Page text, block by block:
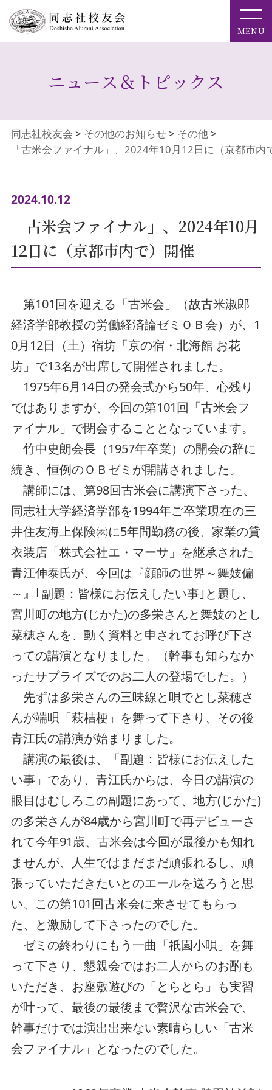
ニュース＆トピックス
同志社校友会 > その他のお知らせ> その他>
「古米会ファイナル」、2024年10月12日に（京都市内
2024.10.12
「古米会ファイナル」、2024年10月
12日に（京都市内で）開催
第101回を迎える「古米会」（故古米淑郎
経済学部教授の労働経済論ゼミＯＢ会）が、1
0月12日（土）宿坊「京の宿・北海館 お花
坊」で13名が出席して開催されました。
1975年6月14日の発会式から50年、心残り
ではありますが、今回の第101回「古米会フ
ァイナル」で閉会することとなっています。
竹中史朗会長（1957年卒業）の開会の辞に
続き、恒例のＯＢゼミが開講されました。
講師には、第98回古米会に講演下さった、
同志社大学経済学部を1994年ご卒業現在の三
井住友海上保険㈱に5年間勤務の後、家業の貸
衣装店「株式会社エ・マーサ」を継承された
青江伸泰氏が、今回は『顔師の世界～舞妓偏
～』｢副題：皆様にお伝えしたい事｣と題し、
宮川町の地方(じかた)の多栄さんと舞妓のとし
菜穂さんを、動く資料と申されてお呼び下さ
っての講演となりました。（幹事も知らなか
ったサプライズでのお二人の登場でした。）
先ずは多栄さんの三味線と唄でとし菜穂さ
んが端唄「萩桔梗」を舞って下さり、その後
青江氏の講演が始まりました。
講演の最後は、「副題：皆様にお伝えした
い事」であり、青江氏からは、今日の講演の
眼目はむしろこの副題にあって、地方(じかた)
の多栄さんが84歳から宮川町で再デビューさ
れて今年91歳、古米会は今回が最後かも知れ
ませんが、人生ではまだまだ頑張れるし、頑
張っていただきたいとのエールを送ろうと思
い、この第101回古米会に来させてもらっ
た、と激励して下さったのでした。
ゼミの終わりにもう一曲「祇園小唄」を舞
って下さり、懇親会ではお二人からのお酌も
いただき、お座敷遊びの「とらとら」も実習
が叶って、最後の最後まで贅沢な古米会で、
幹事だけでは演出出来ない素晴らしい「古米
会ファイナル」となったのでした。